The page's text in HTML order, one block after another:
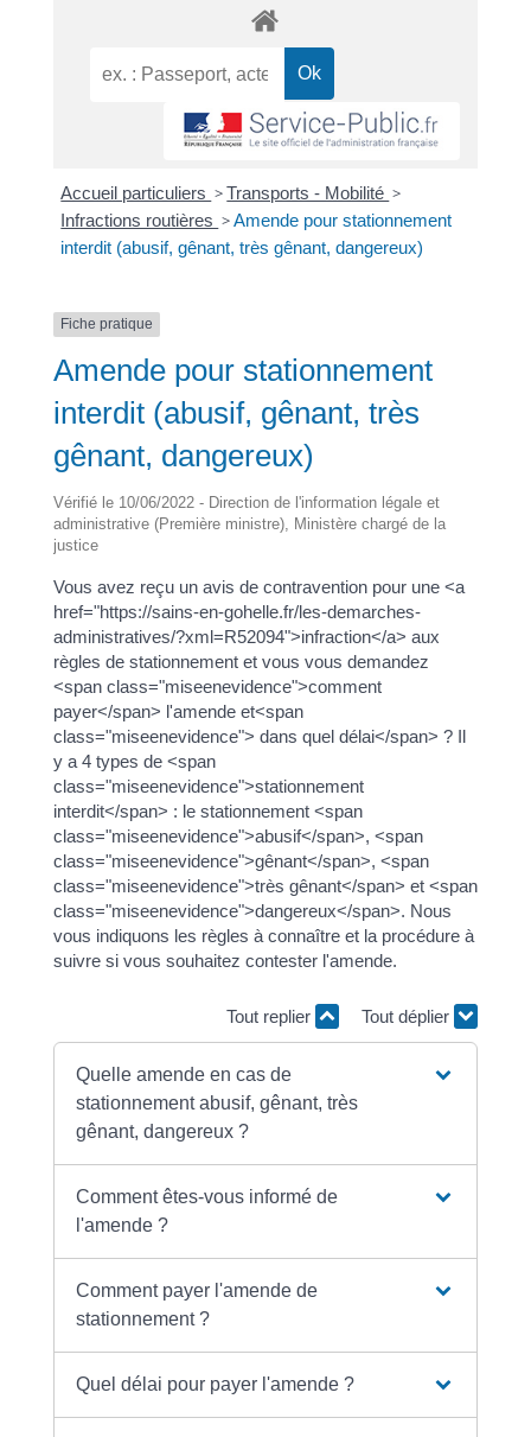
Accueil particuliers >Transports - Mobilité >
Infractions routières >Amende pour stationnement
interdit (abusif, gênant, très gênant, dangereux)
Fiche pratique
Amende pour stationnement
interdit (abusif, gênant, très
gênant, dangereux)
Vérifié le 10/06/2022 - Direction de l'information légale et
administrative (Première ministre), Ministère chargé de la
justice
Vous avez reçu un avis de contravention pour une <a
href="https://sains-en-gohelle.fr/les-demarches-
administratives/?xml=R52094">infraction</a> aux
règles de stationnement et vous vous demandez
<span class="miseenevidence">comment
payer</span> l'amende et<span
class="miseenevidence"> dans quel délai</span> ? Il
y a 4 types de <span
class="miseenevidence">stationnement
interdit</span> : le stationnement <span
class="miseenevidence">abusif</span>, <span
class="miseenevidence">gênant</span>, <span
class="miseenevidence">très gênant</span> et <span
class="miseenevidence">dangereux</span>. Nous
vous indiquons les règles à connaître et la procédure à
suivre si vous souhaitez contester l'amende.
Tout replier Tout déplier
Quelle amende en cas de
stationnement abusif, gênant, très
gênant, dangereux ?
Comment êtes-vous informé de
l'amende ?
Comment payer l'amende de
stationnement ?
Quel délai pour payer l'amende ?